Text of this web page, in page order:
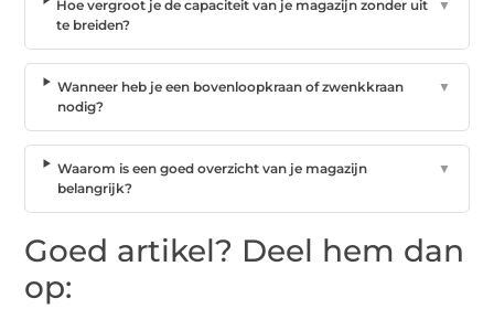
Hoe vergroot je de capaciteit van je magazijn zonder uit
te breiden?
▼
Wanneer heb je een bovenloopkraan of zwenkkraan
nodig?
▼
Waarom is een goed overzicht van je magazijn
belangrijk?
▼
Goed artikel? Deel hem dan
op: